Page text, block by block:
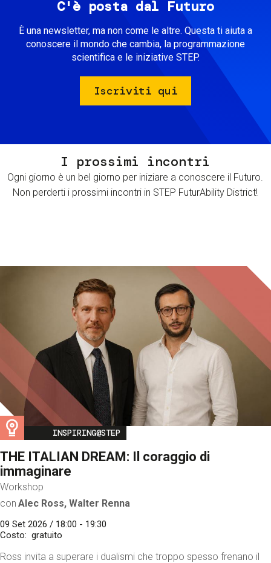
C'è posta dal Futuro
È una newsletter, ma non come le altre. Questa ti aiuta a
conoscere il mondo che cambia, la programmazione
scientifica e le iniziative STEP.
Iscriviti qui
I prossimi incontri
Ogni giorno è un bel giorno per iniziare a conoscere il Futuro.
Non perderti i prossimi incontri in STEP FuturAbility District!
Image
INSPIRING@STEP
THE ITALIAN DREAM: Il coraggio di
immaginare
Workshop
con Alec Ross, Walter Renna
09 Set 2026 / 18:00 - 19:30
Costo
gratuito
Ross invita a superare i dualismi che troppo spesso frenano il